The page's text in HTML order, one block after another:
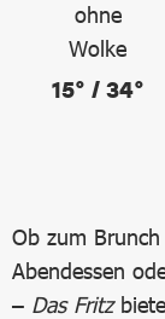
15° / 34°
Ob zum
Abendessen
– Das Fritz